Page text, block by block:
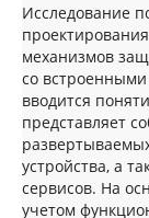
Исследование
механизмов
со
вводится
представляет
устройства, а
сервисов. На
учетом